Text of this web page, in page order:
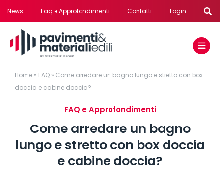
contenuto
News Faq e Approfondimenti Contatti Login
Home» FAQ» Come arredare un bagno lungo e stretto con box
doccia e cabine doccia?
FAQ e Approfondimenti
Come arredare un bagno
lungo e stretto con box doccia
e cabine doccia?